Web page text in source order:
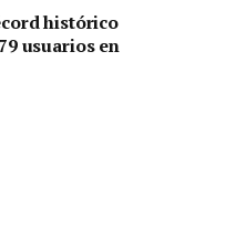
histórico
usuarios en